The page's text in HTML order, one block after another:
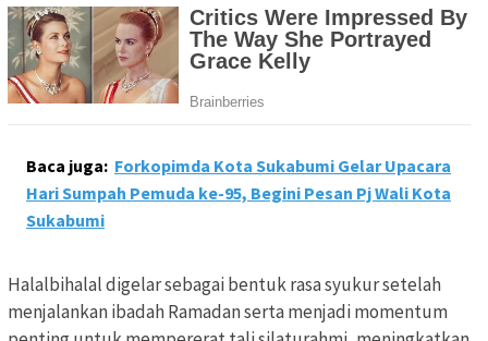
Baca juga: Forkopimda Kota Sukabumi Gelar Upacara
Hari Sumpah Pemuda ke-95, Begini Pesan Pj Wali Kota
Sukabumi
Halalbihalal digelar sebagai bentuk rasa syukur setelah
menjalankan ibadah Ramadan serta menjadi momentum